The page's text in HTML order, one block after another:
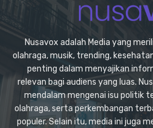
Nusavox adalah Media yang
olahraga, musik, trending,
penting dalam menyajikan
relevan bagi audiens yang luas.
mendalam mengenai isu politik
olahraga, serta perkembangan
populer. Selain itu, media ini juga